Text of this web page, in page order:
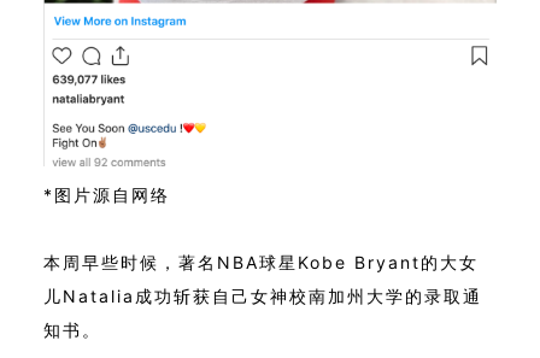
*图片源自网络
本周早些时候，著名NBA球星Kobe Bryant的大女
儿Natalia成功斩获自己女神校南加州大学的录取通
知书。